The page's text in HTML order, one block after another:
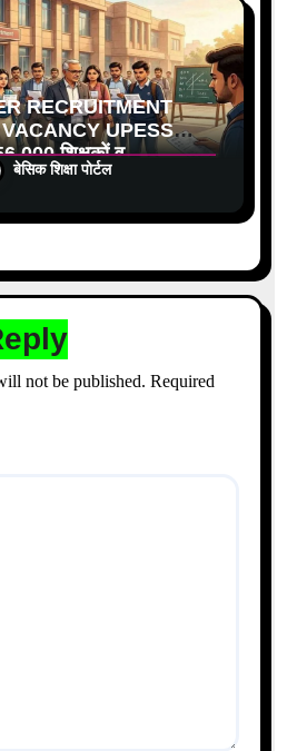
RECRUITMENT
UPESSC:
शिक्षकों व
बंपर भर्ती की तैयारी, अगस्त
बेसिक शिक्षा पोर्टल
not be published. Required